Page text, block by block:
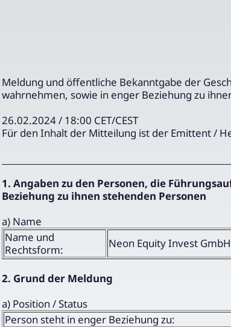
Meldung und öffentliche Bekanntgabe der
wahrnehmen, sowie in enger Beziehung zu
26.02.2024 / 18:00 CET/CEST
Für den Inhalt der Mitteilung ist der Emittent /
1. Angaben zu den Personen, die
Beziehung zu ihnen stehenden Personen
a) Name
Name und
Rechtsform:
Neon Equity Invest GmbH
2. Grund der Meldung
a) Position / Status
Person steht in enger Beziehung zu: